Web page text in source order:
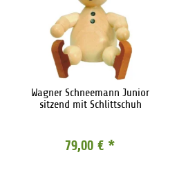
Wagner Schneemann Junior
sitzend mit Schlittschuh
79,00 € *